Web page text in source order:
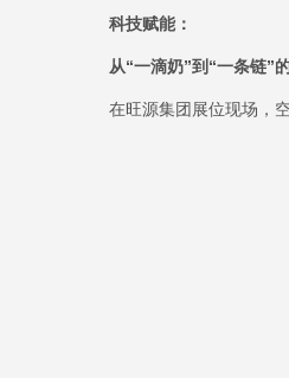
科技赋能：
从“一滴奶”到 “一条链”
在旺源集团展位现场，